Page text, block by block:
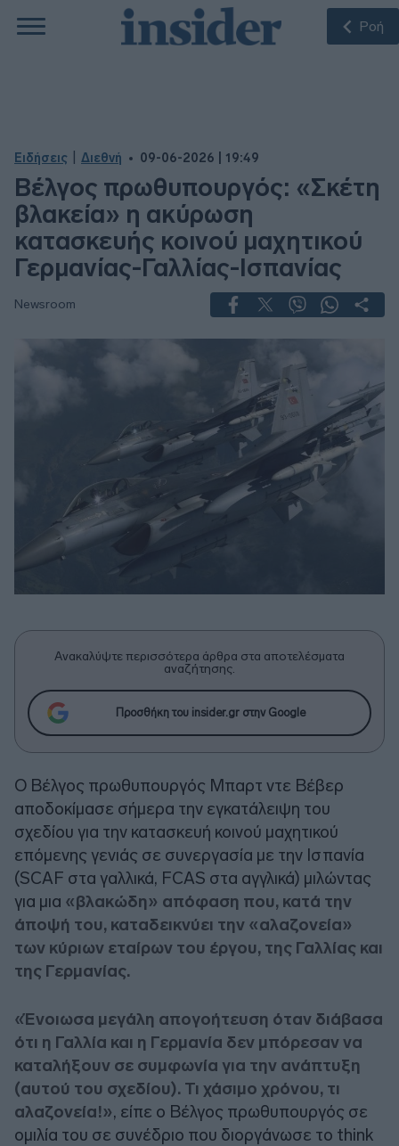
Ροή
Ειδήσεις Διεθνή 09-06-2026 | 19:49
Βέλγος πρωθυπουργός: «Σκέτη
βλακεία» η ακύρωση
κατασκευής κοινού μαχητικού
Γερμανίας-Γαλλίας-Ισπανίας
Newsroom
Ανακαλύψτε περισσότερα άρθρα στα αποτελέσματα
αναζήτησης.
Προσθήκη του insider.gr στην Google
Ο Βέλγος πρωθυπουργός Μπαρτ ντε Βέβερ
αποδοκίμασε σήμερα την εγκατάλειψη του
σχεδίου για την κατασκευή κοινού μαχητικού
επόμενης γενιάς σε συνεργασία με την Ισπανία
(SCAF στα γαλλικά, FCAS στα αγγλικά) μιλώντας
για μια «βλακώδη» απόφαση που, κατά την
άποψή του, καταδεικνύει την «αλαζονεία»
των κύριων εταίρων του έργου, της Γαλλίας και
της Γερμανίας.
«Ένοιωσα μεγάλη απογοήτευση όταν διάβασα
ότι η Γαλλία και η Γερμανία δεν μπόρεσαν να
καταλήξουν σε συμφωνία για την ανάπτυξη
(αυτού του σχεδίου). Τι χάσιμο χρόνου, τι
αλαζονεία!», είπε ο Βέλγος πρωθυπουργός σε
ομιλία του σε συνέδριο που διοργάνωσε το think